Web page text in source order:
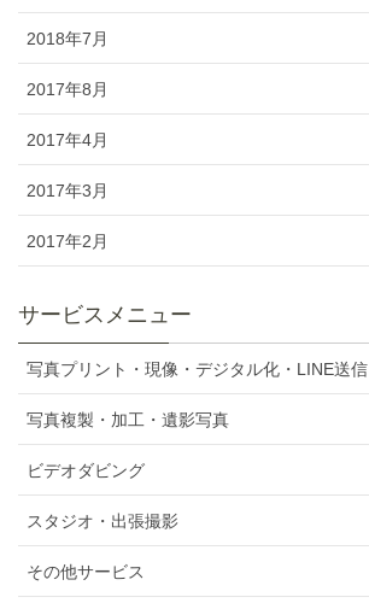
2018年7月
2017年8月
2017年4月
2017年3月
2017年2月
サービスメニュー
写真プリント・現像・デジタル化・LINE送信
写真複製・加工・遺影写真
ビデオダビング
スタジオ・出張撮影
その他サービス